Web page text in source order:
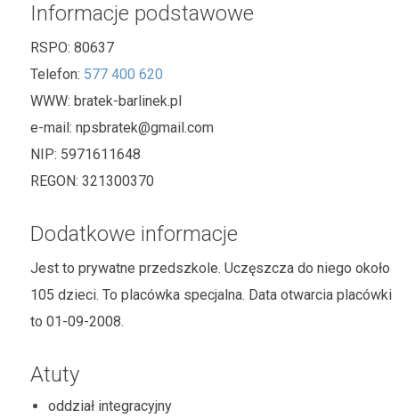
Informacje podstawowe
RSPO: 80637
Telefon: 577 400 620
WWW: bratek-barlinek.pl
e-mail: npsbratek@gmail.com
NIP: 5971611648
REGON: 321300370
Dodatkowe informacje
Jest to prywatne przedszkole. Uczęszcza do niego około
105 dzieci. To placówka specjalna. Data otwarcia placówki
to 01-09-2008.
Atuty
oddział integracyjny